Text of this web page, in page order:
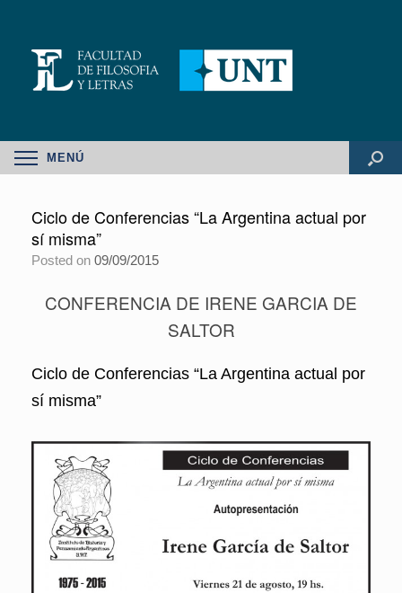
MENÚ
Ciclo de Conferencias “La Argentina actual por
sí misma”
Posted on 09/09/2015
CONFERENCIA DE IRENE GARCIA DE
SALTOR
Ciclo de Conferencias “La Argentina actual por
sí misma”